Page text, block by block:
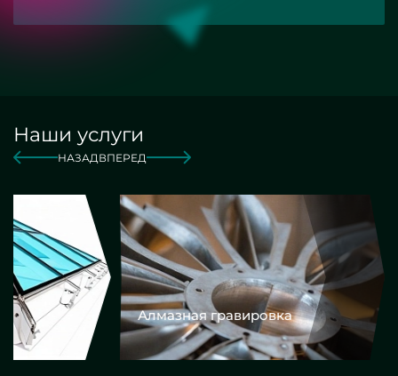
Наши услуги
НАЗАД ВПЕРЕД
Алмазная гравировка